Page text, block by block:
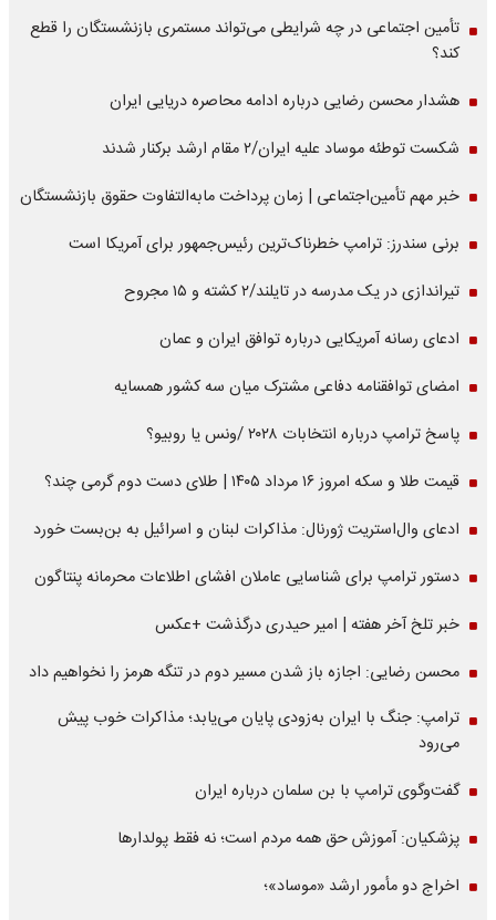
تأمین اجتماعی در چه شرایطی می‌تواند مستمری بازنشستگان را قطع
کند؟
هشدار محسن رضایی درباره ادامه محاصره دریایی ایران
شکست توطئه موساد علیه ایران/۲ مقام‌ ارشد برکنار شدند
خبر مهم تأمین‌اجتماعی | زمان پرداخت مابه‌التفاوت حقوق بازنشستگان
برنی سندرز: ترامپ خطرناک‌ترین رئیس‌جمهور برای آمریکا است
تیراندازی در یک مدرسه در تایلند/۲ کشته و ۱۵ مجروح
ادعای رسانه آمریکایی درباره توافق ایران و عمان
امضای توافقنامه دفاعی مشترک میان سه کشور همسایه
پاسخ ترامپ درباره انتخابات ۲۰۲۸ /ونس یا روبیو؟
قیمت طلا و سکه امروز ۱۶ مرداد ۱۴۰۵ | طلای دست دوم گرمی چند؟
ادعای وال‌استریت ژورنال: مذاکرات لبنان و اسرائیل به بن‌بست خورد
دستور ترامپ برای شناسایی عاملان افشای اطلاعات محرمانه پنتاگون
خبر تلخ آخر هفته | امیر حیدری درگذشت +عکس
محسن رضایی: اجازه باز شدن مسیر دوم در تنگه هرمز را نخواهیم داد
ترامپ: جنگ با ایران به‌زودی پایان می‌یابد؛ مذاکرات خوب پیش
می‌رود
گفت‌وگوی ترامپ با بن سلمان درباره ایران
پزشکیان: آموزش حق همه مردم است؛ نه فقط پولدارها
اخراج دو مأمور ارشد «موساد»؛